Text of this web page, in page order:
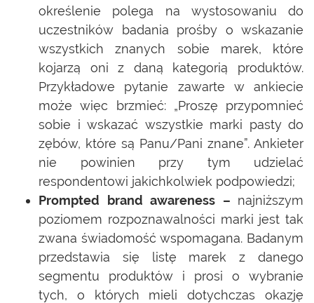
określenie polega na wystosowaniu do
uczestników badania prośby o wskazanie
wszystkich znanych sobie marek, które
kojarzą oni z daną kategorią produktów.
Przykładowe pytanie zawarte w ankiecie
może więc brzmieć: „Proszę przypomnieć
sobie i wskazać wszystkie marki pasty do
zębów, które są Panu/Pani znane”. Ankieter
nie powinien przy tym udzielać
respondentowi jakichkolwiek podpowiedzi;
Prompted brand awareness – najniższym
poziomem rozpoznawalności marki jest tak
zwana świadomość wspomagana. Badanym
przedstawia się listę marek z danego
segmentu produktów i prosi o wybranie
tych, o których mieli dotychczas okazję